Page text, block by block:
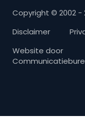
Copyright © 2002 -
Disclaimer
Website door